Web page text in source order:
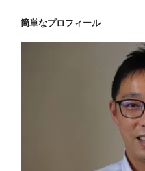
簡単なプロフィール